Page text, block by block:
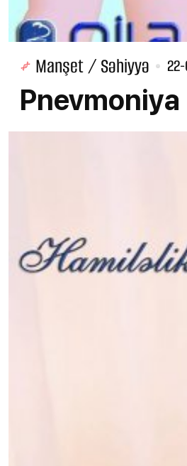
Manşet / Səhiyyə
Pnevmoniya